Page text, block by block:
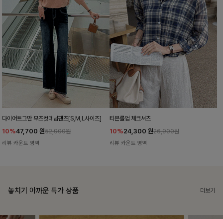
다이어트그만 부츠컷데님팬츠[S,M,L사이즈]
10%47,700 원52,900원
리뷰 카운트 영역
티븐롤업 체크셔츠
10%24,300 원26,900원
리뷰 카운트 영역
놓치기 아까운 특가 상품 더보기